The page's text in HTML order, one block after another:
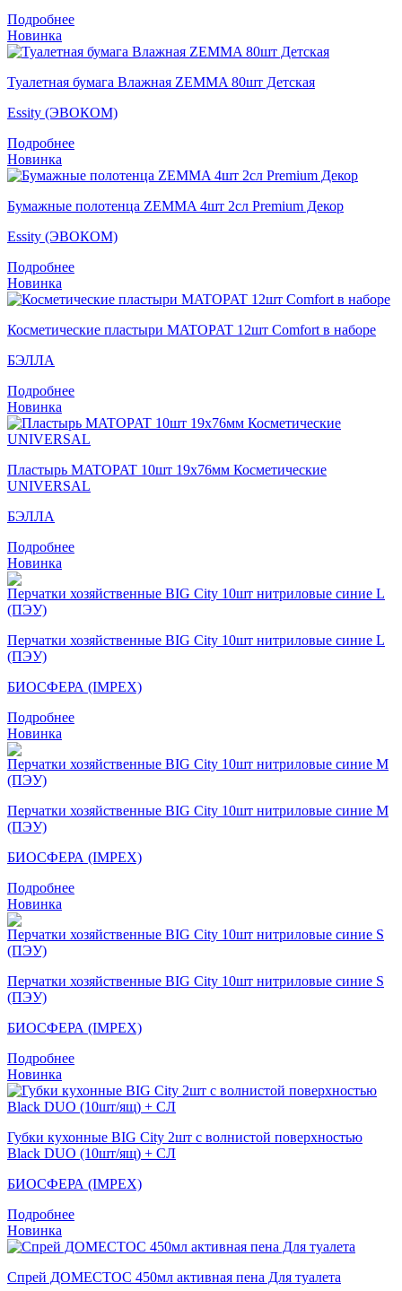
Подробнее
Новинка
Туалетная бумага Влажная ZEMMA 80шт Детская
Essity (ЭВОКОМ)
Подробнее
Новинка
Бумажные полотенца ZEMMA 4шт 2сл Premium Декор
Essity (ЭВОКОМ)
Подробнее
Новинка
Косметические пластыри MATOPAT 12шт Comfort в наборе
БЭЛЛА
Подробнее
Новинка
Пластырь MATOPAT 10шт 19х76мм Косметические
UNIVERSAL
БЭЛЛА
Подробнее
Новинка
Перчатки хозяйственные BIG City 10шт нитриловые синие L
(ПЭУ)
БИОСФЕРА (IMPEX)
Подробнее
Новинка
Перчатки хозяйственные BIG City 10шт нитриловые синие M
(ПЭУ)
БИОСФЕРА (IMPEX)
Подробнее
Новинка
Перчатки хозяйственные BIG City 10шт нитриловые синие S
(ПЭУ)
БИОСФЕРА (IMPEX)
Подробнее
Новинка
Губки кухонные BIG City 2шт с волнистой поверхностью
Black DUO (10шт/ящ) + СЛ
БИОСФЕРА (IMPEX)
Подробнее
Новинка
Спрей ДОМЕСТОС 450мл активная пена Для туалета